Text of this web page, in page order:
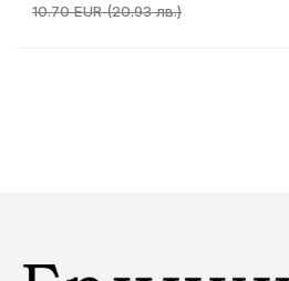
10.70 EUR (20.93 лв.)